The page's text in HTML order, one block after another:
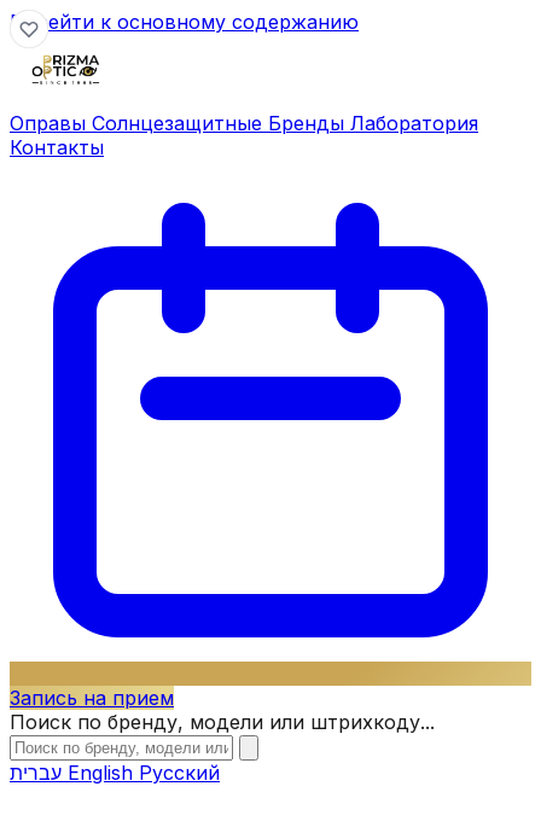
Перейти к основному содержанию
Оправы Солнцезащитные Бренды Лаборатория
Контакты
Запись на прием
Поиск по бренду, модели или штрихкоду...
English Русский